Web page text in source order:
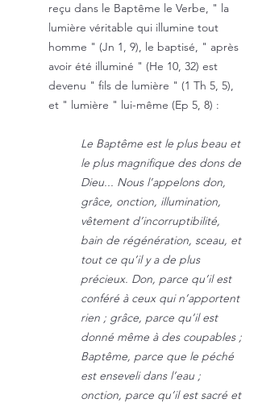
reçu dans le Baptême le Verbe, " la
lumière véritable qui illumine tout
homme " (Jn 1, 9), le baptisé, " après
avoir été illuminé " (He 10, 32) est
devenu " fils de lumière " (1 Th 5, 5),
et " lumière " lui-même (Ep 5, 8) :
Le Baptême est le plus beau et
le plus magnifique des dons de
Dieu... Nous l’appelons don,
grâce, onction, illumination,
vêtement d’incorruptibilité,
bain de régénération, sceau, et
tout ce qu’il y a de plus
précieux. Don, parce qu’il est
conféré à ceux qui n’apportent
rien ; grâce, parce qu’il est
donné même à des coupables ;
Baptême, parce que le péché
est enseveli dans l’eau ;
onction, parce qu’il est sacré et